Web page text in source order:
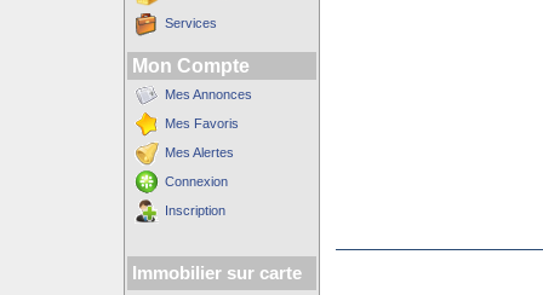
Services
Mon Compte
Mes Annonces
Mes Favoris
Mes Alertes
Connexion
Inscription
Immobilier sur carte